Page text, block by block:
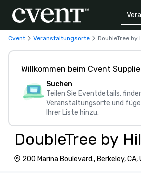
Cvent Veranstaltungsorte DoubleTree by
Willkommen beim Cvent
Suchen
Teilen Sie Eventdetails,
Veranstaltungsorte und
Ihrer Liste hinzu.
DoubleTree by
200 Marina Boulevard., Berkeley, CA,